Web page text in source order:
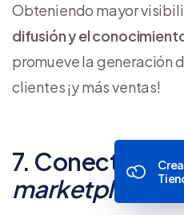
Obteniendo mayor
difusión y el
promueve la generación
clientes ¡y más ventas!
7. Conectarte
marketplaces